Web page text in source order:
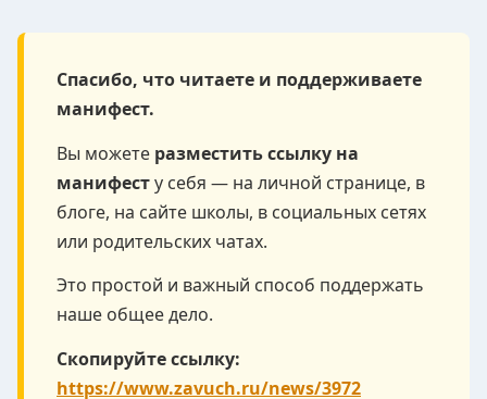
Спасибо, что читаете и поддерживаете
манифест.
Вы можете разместить ссылку на
манифесту себя — на личной странице, в
блоге, на сайте школы, в социальных сетях
или родительских чатах.
Это простой и важный способ поддержать
наше общее дело.
Скопируйте ссылку:
https://www.zavuch.ru/news/3972